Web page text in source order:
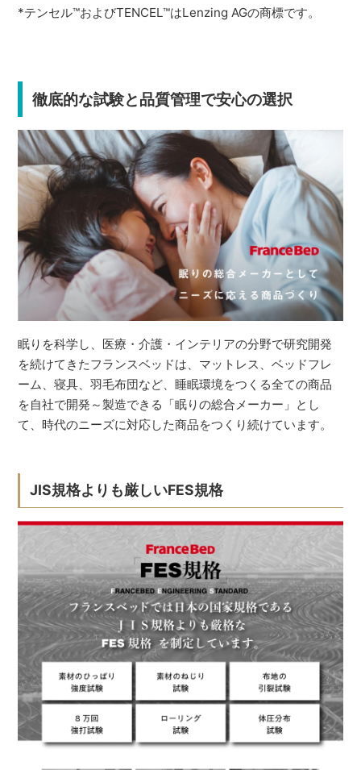
*テンセル™およびTENCEL™はLenzing AGの商標です。
徹底的な試験と品質管理で安心の選択
眠りを科学し、医療・介護・インテリアの分野で研究開発
を続けてきたフランスベッドは、マットレス、ベッドフレ
ーム、寝具、羽毛布団など、睡眠環境をつくる全ての商品
を自社で開発～製造できる「眠りの総合メーカー」とし
て、時代のニーズに対応した商品をつくり続けています。
JIS規格よりも厳しいFES規格